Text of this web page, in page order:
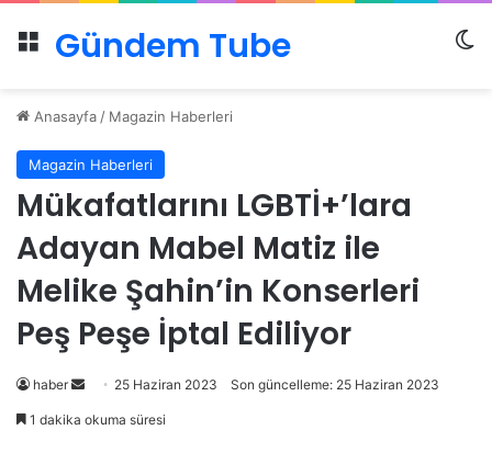
MenüGündem Tube
Anasayfa / Magazin Haberleri
Magazin Haberleri
Mükafatlarını LGBTİ+’lara
Adayan Mabel Matiz ile
Melike Şahin’in Konserleri
Peş Peşe İptal Ediliyor
haber
Bir
25 Haziran 2023 Son güncelleme: 25 Haziran 2023
1 dakika okuma süresi